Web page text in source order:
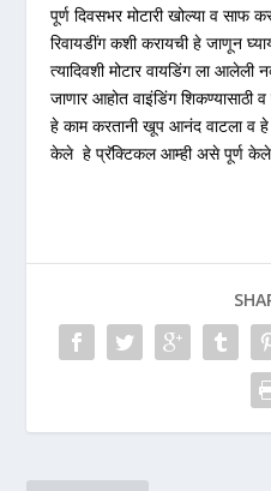
पूर्ण दिवसभर मोटारी खोल्या व साफ
रिवायडींग कशी करायची हे जाणून
त्यादिवशी मोटार वायडिंग ला आलेली
जाणार आहोत वाइंडिंग शिकण्यासाठी
हे काम करतानी खूप आनंद वाटला व
केले हे प्रॅक्टिकल आम्ही असे पूर्ण